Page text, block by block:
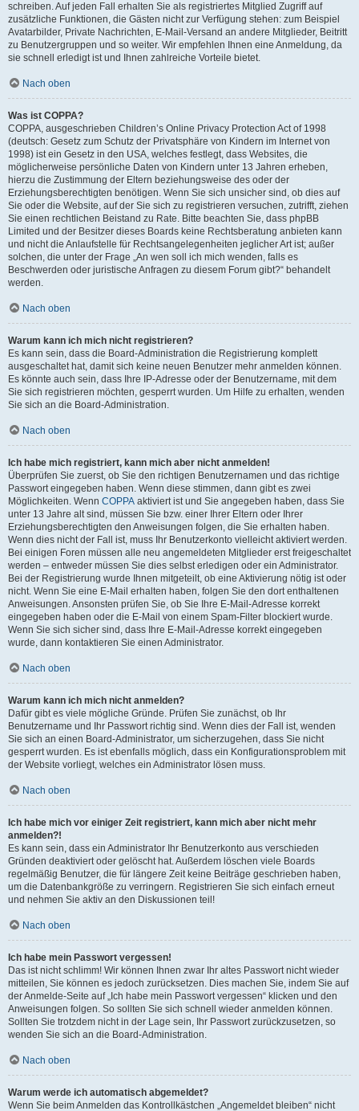
schreiben. Auf jeden Fall erhalten Sie als registriertes Mitglied Zugriff auf
zusätzliche Funktionen, die Gästen nicht zur Verfügung stehen: zum Beispiel
Avatarbilder, Private Nachrichten, E-Mail-Versand an andere Mitglieder, Beitritt
zu Benutzergruppen und so weiter. Wir empfehlen Ihnen eine Anmeldung, da
sie schnell erledigt ist und Ihnen zahlreiche Vorteile bietet.
Nach oben
Was ist COPPA?
COPPA, ausgeschrieben Children’s Online Privacy Protection Act of 1998
(deutsch: Gesetz zum Schutz der Privatsphäre von Kindern im Internet von
1998) ist ein Gesetz in den USA, welches festlegt, dass Websites, die
möglicherweise persönliche Daten von Kindern unter 13 Jahren erheben,
hierzu die Zustimmung der Eltern beziehungsweise des oder der
Erziehungsberechtigten benötigen. Wenn Sie sich unsicher sind, ob dies auf
Sie oder die Website, auf der Sie sich zu registrieren versuchen, zutrifft, ziehen
Sie einen rechtlichen Beistand zu Rate. Bitte beachten Sie, dass phpBB
Limited und der Besitzer dieses Boards keine Rechtsberatung anbieten kann
und nicht die Anlaufstelle für Rechtsangelegenheiten jeglicher Art ist; außer
solchen, die unter der Frage „An wen soll ich mich wenden, falls es
Beschwerden oder juristische Anfragen zu diesem Forum gibt?“ behandelt
werden.
Nach oben
Warum kann ich mich nicht registrieren?
Es kann sein, dass die Board-Administration die Registrierung komplett
ausgeschaltet hat, damit sich keine neuen Benutzer mehr anmelden können.
Es könnte auch sein, dass Ihre IP-Adresse oder der Benutzername, mit dem
Sie sich registrieren möchten, gesperrt wurden. Um Hilfe zu erhalten, wenden
Sie sich an die Board-Administration.
Nach oben
Ich habe mich registriert, kann mich aber nicht anmelden!
Überprüfen Sie zuerst, ob Sie den richtigen Benutzernamen und das richtige
Passwort eingegeben haben. Wenn diese stimmen, dann gibt es zwei
Möglichkeiten. Wenn COPPA aktiviert ist und Sie angegeben haben, dass Sie
unter 13 Jahre alt sind, müssen Sie bzw. einer Ihrer Eltern oder Ihrer
Erziehungsberechtigten den Anweisungen folgen, die Sie erhalten haben.
Wenn dies nicht der Fall ist, muss Ihr Benutzerkonto vielleicht aktiviert werden.
Bei einigen Foren müssen alle neu angemeldeten Mitglieder erst freigeschaltet
werden – entweder müssen Sie dies selbst erledigen oder ein Administrator.
Bei der Registrierung wurde Ihnen mitgeteilt, ob eine Aktivierung nötig ist oder
nicht. Wenn Sie eine E-Mail erhalten haben, folgen Sie den dort enthaltenen
Anweisungen. Ansonsten prüfen Sie, ob Sie Ihre E-Mail-Adresse korrekt
eingegeben haben oder die E-Mail von einem Spam-Filter blockiert wurde.
Wenn Sie sich sicher sind, dass Ihre E-Mail-Adresse korrekt eingegeben
wurde, dann kontaktieren Sie einen Administrator.
Nach oben
Warum kann ich mich nicht anmelden?
Dafür gibt es viele mögliche Gründe. Prüfen Sie zunächst, ob Ihr
Benutzername und Ihr Passwort richtig sind. Wenn dies der Fall ist, wenden
Sie sich an einen Board-Administrator, um sicherzugehen, dass Sie nicht
gesperrt wurden. Es ist ebenfalls möglich, dass ein Konfigurationsproblem mit
der Website vorliegt, welches ein Administrator lösen muss.
Nach oben
Ich habe mich vor einiger Zeit registriert, kann mich aber nicht mehr
anmelden?!
Es kann sein, dass ein Administrator Ihr Benutzerkonto aus verschieden
Gründen deaktiviert oder gelöscht hat. Außerdem löschen viele Boards
regelmäßig Benutzer, die für längere Zeit keine Beiträge geschrieben haben,
um die Datenbankgröße zu verringern. Registrieren Sie sich einfach erneut
und nehmen Sie aktiv an den Diskussionen teil!
Nach oben
Ich habe mein Passwort vergessen!
Das ist nicht schlimm! Wir können Ihnen zwar Ihr altes Passwort nicht wieder
mitteilen, Sie können es jedoch zurücksetzen. Dies machen Sie, indem Sie auf
der Anmelde-Seite auf „Ich habe mein Passwort vergessen“ klicken und den
Anweisungen folgen. So sollten Sie sich schnell wieder anmelden können.
Sollten Sie trotzdem nicht in der Lage sein, Ihr Passwort zurückzusetzen, so
wenden Sie sich an die Board-Administration.
Nach oben
Warum werde ich automatisch abgemeldet?
Wenn Sie beim Anmelden das Kontrollkästchen „Angemeldet bleiben“ nicht